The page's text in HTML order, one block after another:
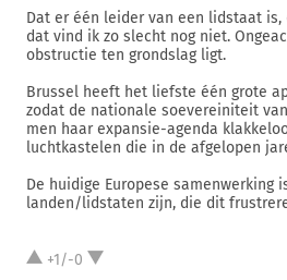
Dat er één leider van een lidstaat
dat vind ik zo slecht nog niet.
obstructie ten grondslag ligt.
Brussel heeft het liefste één grote
zodat de nationale soevereiniteit
men haar expansie-agenda
luchtkastelen die in de afgelopen
De huidige Europese samenwerking
landen/lidstaten zijn, die dit
+1/-0